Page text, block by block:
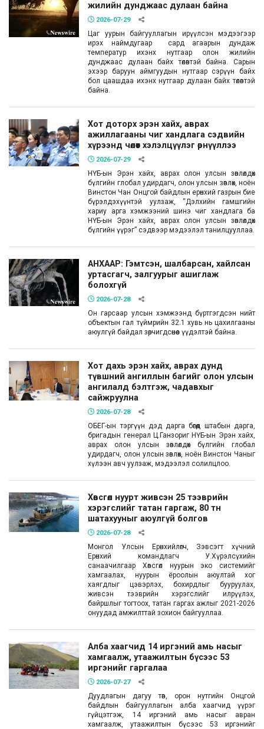
жилийн дунджаас дулаан байна
2026-07-29
Цаг уурын байгууллагын ирүүлсэн мэдээгээр
ирэх наймдугаар сард агаарын дундаж
температур ихэнх нутгаар олон жилийн
дунджаас дулаан байх төлөвтэй байна. Сарын
эхээр баруун аймгуудын нутгаар сэрүүн байх
бол цаашдаа ихэнх нутгаар дулаан байх төлөвтэй
байна.
Хот доторх эрэн хайх, аврах
ажиллагааны чиг хандлага сэдвийн
хүрээнд чөлөөт хэлэлцүүлэг өрнүүллээ
2026-07-29
НҮБ-ын Эрэн хайх, аврах олон улсын зөвлөлдөх
бүлгийн глобал удирдагч, олон улсын зөвлөх, ноён
Винстон Чан Онцгой байдлын ерөнхий газрын бие
бүрэлдэхүүнтэй уулзаж, “Дэлхийн гамшгийн
хариу арга хэмжээний шинэ чиг хандлага ба
НҮБ-ын Эрэн хайх, аврах олон улсын зөвлөлдөх
бүлгийн үүрэг” сэдвээр мэдээлэл танилцууллаа.
АНХААР: Гэмтсэн, шалбарсан, хайлсан
уртасгагч, залгуурыг ашиглаж
болохгүй
2026-07-28
Он гарсаар улсын хэмжээнд бүртгэгдсэн нийт
объектын гал түймрийн 32.1 хувь нь цахилгааны
аюулгүй байдал зөрчигдсөнөөс үүдэлтэй байна.
Хот дахь эрэн хайх, аврах дунд
түвшний ангиллын багийг олон улсын
ангилалд бэлтгэж, чадавхыг
сайжруулна
2026-07-28
ОБЕГ-ын тэргүүн дэд дарга бөгөөд штабын дарга,
бригадын генерал Ц.Ганзориг НҮБ-ын Эрэн хайх,
аврах олон улсын зөвлөлдөх бүлгийн глобал
удирдагч, олон улсын зөвлөх, ноён Винстон Чаныг
хүлээн авч уулзаж, мэдээлэл солилцлоо.
Хөвсгөл нуурт живсэн 25 тээврийн
хэрэгслийг татан гаргаж, 80 тн
шатахууныг аюулгүй болгов
2026-07-28
Монгол Улсын Ерөнхийлөгч, Зэвсэгт хүчний
Ерөнхий командлагч У.Хүрэлсүхийн
санаачилгаар Хөвсгөл нуурын эко системийг
хамгаалах, нуурын ёроолын аюултай хог
хаягдлыг цэвэрлэх, бохирдлыг бууруулах,
живсэн тээврийн хэрэгслийг илрүүлэх,
байршлыг тогтоох, татан гаргах ажлыг 2021-2026
онуудад амжилттай зохион байгууллаа.
Алба хаагчид 14 иргэний амь насыг
хамгаалж, утаажилтын бүсээс 53
иргэнийг гаргалаа
2026-07-27
Дуудлагын дагуу төв, орон нутгийн Онцгой
байдлын байгууллагын алба хаагчид үүрэг
гүйцэтгэж, 14 иргэний амь насыг авран
хамгаалж, утаажилтын бүсээс 53 иргэнийг